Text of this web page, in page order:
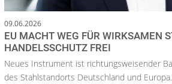
09.06.2026
EU MACHT WEG FÜR WIRKSAMEN
HANDELSSCHUTZ FREI
Neues Instrument ist richtungsweisender
des Stahlstandorts Deutschland und Europa.